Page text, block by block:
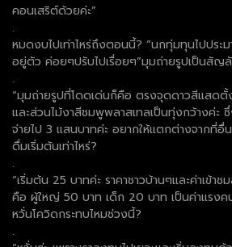
คอนเสริต์ด้วยค่ะ”
.
หมดงบไปเท่าไหร่ถึงตอนนี้? “นกทุ่มทุนไปประ
อยู่ตัว ค่อยๆปรับไปเรื่อยๆ”มุมถ่ายรูปเป็นสัญ
.
“มุมถ่ายรูปที่โดดเด่นก็คือ ตรงจุดดาวสีแสดตั้
และส่วนไม้งาสีชมพูพลาสเทลเป็นทุ่งกว้างค่ะ
จ่ายไป 3 แสนบาทค่ะ อยากให้แตกต่างจากที่อื่น
ดื่มเริ่มต้นเท่าไหร่?
.
“เริ่มต้น 25 บาทค่ะ ราคาชาวบ้านๆและค่าเข้า
คือ ผู้ใหญ่ 50 บาท เด็ก 20 บาท เป็นค่าแรงค
หวั่นโควิดกระทบไหมช่วงนี้?
.